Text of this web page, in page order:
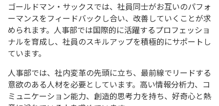
ゴールドマン・サックスでは、社員同士がお互いのパフォ
ーマンスをフィードバックし合い、改善していくことが求
められます。人事部では国際的に活躍するプロフェッショ
ナルを育成し、社員のスキルアップを積極的にサポートし
ています。
人事部では、社内変革の先頭に立ち、最前線でリードする
意欲のある人材を必要としています。高い情報分析力、コ
ミュニケーション能力、創造的思考力を持ち、好奇心と熱